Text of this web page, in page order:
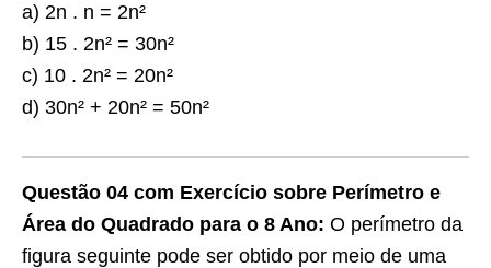
a) 2n . n = 2n²
b) 15 . 2n² = 30n²
c) 10 . 2n² = 20n²
d) 30n² + 20n² = 50n²
Questão 04 com Exercício sobre Perímetro e
Área do Quadrado para o 8 Ano: O perímetro da
figura seguinte pode ser obtido por meio de uma